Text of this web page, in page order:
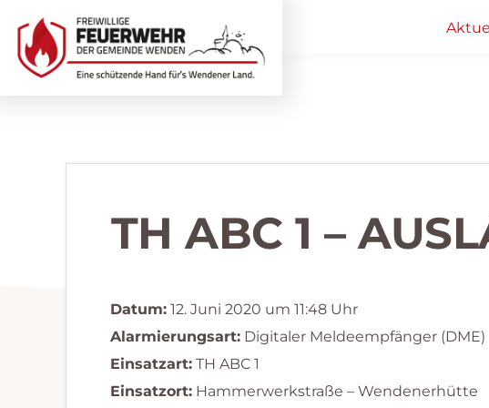
Hauptnavigation
springen
Inhalt
springen
TH ABC 1 –
Datum: 12. Juni 2020 um 11:48 Uhr
Alarmierungsart: Digitaler Meldeempfänger (DME)
Einsatzart: TH ABC 1
Einsatzort: Hammerwerkstraße – Wendenerhütte